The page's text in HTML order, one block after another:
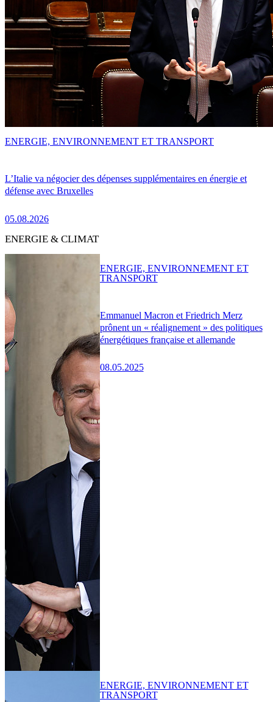
L’Italie va négocier des dépenses supplémentaires en énergie et
défense avec Bruxelles
05.08.2026
ENERGIE, ENVIRONNEMENT ET TRANSPORT
ENERGIE & CLIMAT
Emmanuel Macron et Friedrich Merz
prônent un « réalignement » des politiques
énergétiques française et allemande
08.05.2025
ENERGIE, ENVIRONNEMENT ET
TRANSPORT
ENERGIE, ENVIRONNEMENT ET
TRANSPORT